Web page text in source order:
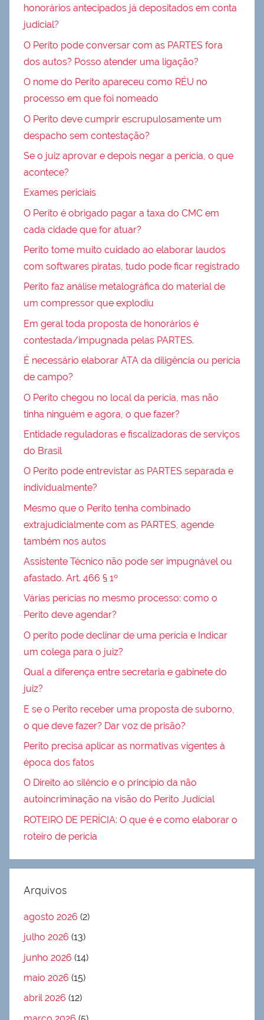
honorários antecipados já depositados em conta
judicial?
O Perito pode conversar com as PARTES fora
dos autos? Posso atender uma ligação?
O nome do Perito apareceu como RÉU no
processo em que foi nomeado
O Perito deve cumprir escrupulosamente um
despacho sem contestação?
Se o juiz aprovar e depois negar a perícia, o que
acontece?
Exames periciais
O Perito é obrigado pagar a taxa do CMC em
cada cidade que for atuar?
Perito tome muito cuidado ao elaborar laudos
com softwares piratas, tudo pode ficar registrado
Perito faz análise metalográfica do material de
um compressor que explodiu
Em geral toda proposta de honorários é
contestada/impugnada pelas PARTES.
É necessário elaborar ATA da diligência ou perícia
de campo?
O Perito chegou no local da perícia, mas não
tinha ninguém e agora, o que fazer?
Entidade reguladoras e fiscalizadoras de serviços
do Brasil
O Perito pode entrevistar as PARTES separada e
individualmente?
Mesmo que o Perito tenha combinado
extrajudicialmente com as PARTES, agende
também nos autos
Assistente Técnico não pode ser impugnável ou
afastado. Art. 466 § 1º
Várias perícias no mesmo processo: como o
Perito deve agendar?
O perito pode declinar de uma perícia e Indicar
um colega para o juiz?
Qual a diferença entre secretaria e gabinete do
juiz?
E se o Perito receber uma proposta de suborno,
o que deve fazer? Dar voz de prisão?
Perito precisa aplicar as normativas vigentes à
época dos fatos
O Direito ao silêncio e o princípio da não
autoincriminação na visão do Perito Judicial
ROTEIRO DE PERÍCIA: O que é e como elaborar o
roteiro de perícia
Arquivos
agosto 2026 (2)
julho 2026 (13)
junho 2026 (14)
maio 2026 (15)
abril 2026 (12)